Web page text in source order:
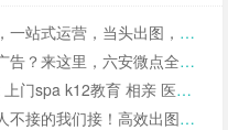
运营，当头出图，包过审！
六安微点全行业可投！包资质！
美 国学等禁投行业包资质 过审 无需保证金
们接！高效出图、专业运营！